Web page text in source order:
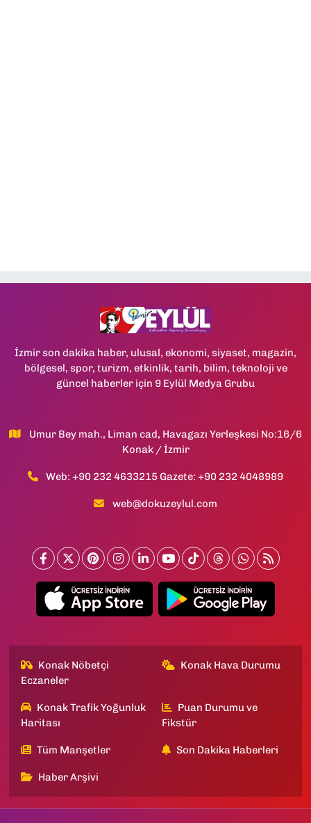
İzmir son dakika haber, ulusal, ekonomi, siyaset, magazin,
bölgesel, spor, turizm, etkinlik, tarih, bilim, teknoloji ve
güncel haberler için 9 Eylül Medya Grubu
Umur Bey mah., Liman cad, Havagazı Yerleşkesi No:16/6
Konak / İzmir
Web: +90 232 4633215 Gazete: +90 232 4048989
web@dokuzeylul.com
Konak Nöbetçi
Eczaneler
Konak Hava Durumu
Konak Trafik Yoğunluk
Haritası
Puan Durumu ve
Fikstür
Tüm Manşetler Son Dakika Haberleri
Haber Arşivi